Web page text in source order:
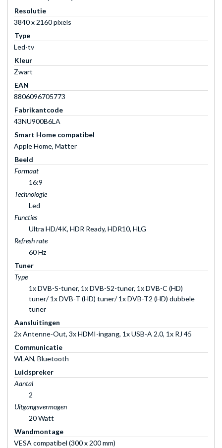
Resolutie
3840 x 2160 pixels
Type
Led-tv
Kleur
Zwart
EAN
8806096705773
Fabrikantcode
43NU900B6LA
Smart Home compatibel
Apple Home, Matter
Beeld
Formaat
16:9
Technologie
Led
Functies
Ultra HD/4K, HDR Ready, HDR10, HLG
Refresh rate
60 Hz
Tuner
Type
1x DVB-S-tuner, 1x DVB-S2-tuner, 1x DVB-C (HD)
tuner/ 1x DVB-T (HD) tuner/ 1x DVB-T2 (HD) dubbele
tuner
Aansluitingen
2x Antenne-Out, 3x HDMI-ingang, 1x USB-A 2.0, 1x RJ 45
Communicatie
WLAN, Bluetooth
Luidspreker
Aantal
2
Uitgangsvermogen
20 Watt
Wandmontage
VESA compatibel (300 x 200 mm)